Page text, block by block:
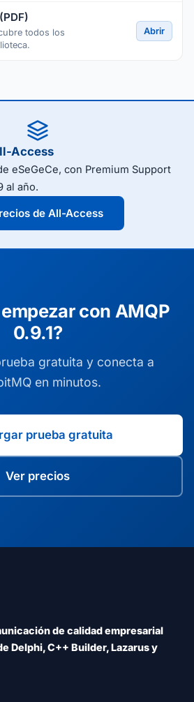
todos los
Abrir
Access
eSeGeCe, con Premium Support
al año.
de All-Access
con AMQP
0.9.1?
gratuita y conecta a
en minutos.
prueba gratuita
Ver precios
de calidad empresarial
Delphi, C++ Builder, Lazarus y